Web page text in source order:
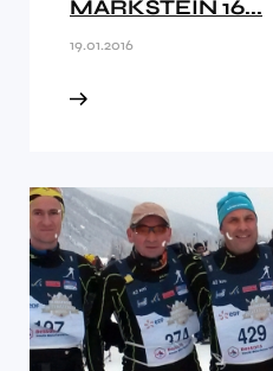
MARKSTEIN 16...
19.01.2016